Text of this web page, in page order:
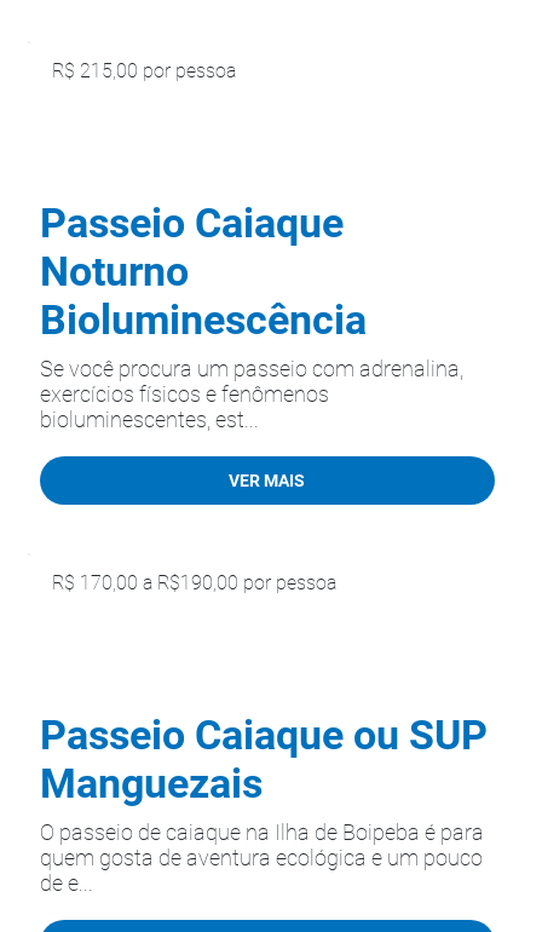
Se você procura um passeio com adrenalina,
exercícios físicos e fenômenos
bioluminescentes, est...
Passeio Caiaque
Noturno
Bioluminescência
VER MAIS
R$ 215,00 por pessoa
O passeio de caiaque na Ilha de Boipeba é para
quem gosta de aventura ecológica e um pouco
de e...
Passeio Caiaque ou SUP
Manguezais
R$ 170,00 a R$190,00 por pessoa